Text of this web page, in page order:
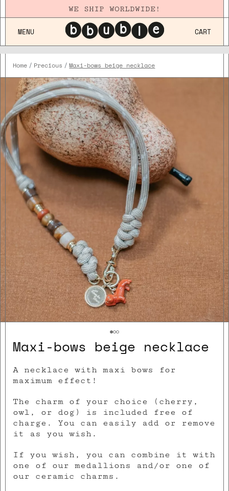
WE SHIP WORLDWIDE!
MENU CART
Home Precious Maxi-bows beige necklace
Maxi-bows beige necklace
A necklace with maxi bows for
maximum effect!
The charm of your choice (cherry,
owl, or dog) is included free of
charge. You can easily add or remove
it as you wish.
If you wish, you can combine it with
one of our medallions and/or one of
our ceramic charms.